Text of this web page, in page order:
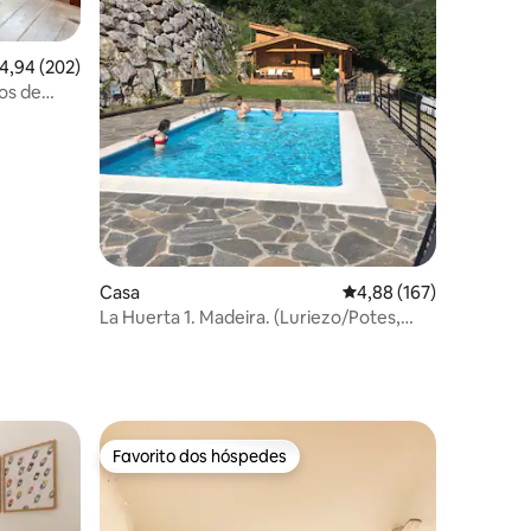
média de 4,94 em 5 estrelas, 202avaliações
4,94 (202)
de
Casa Classificação média
4,88 (167)
La Huerta 1. Madeira. (Luriezo/Potes,
Favorito dos hóspedes
Favorito dos hóspedes